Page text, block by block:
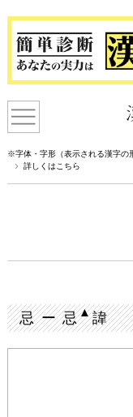
※字体・字形（表示される漢字の
詳しくはこちら
忌 ー 忌▲諱